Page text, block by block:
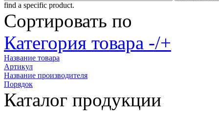
find a specific product.
Сортировать по
Категория товара -/+
Название товара
Артикул
Название производителя
Порядок
Каталог продукции